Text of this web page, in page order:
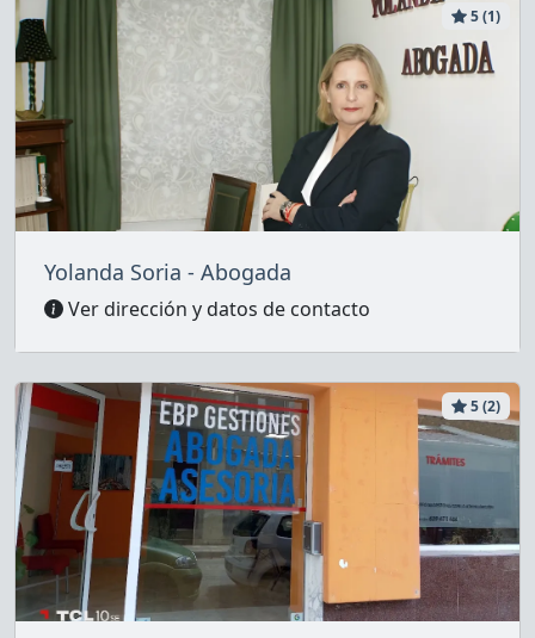
5 (1)
Yolanda Soria - Abogada
Ver dirección y datos de contacto
5 (2)